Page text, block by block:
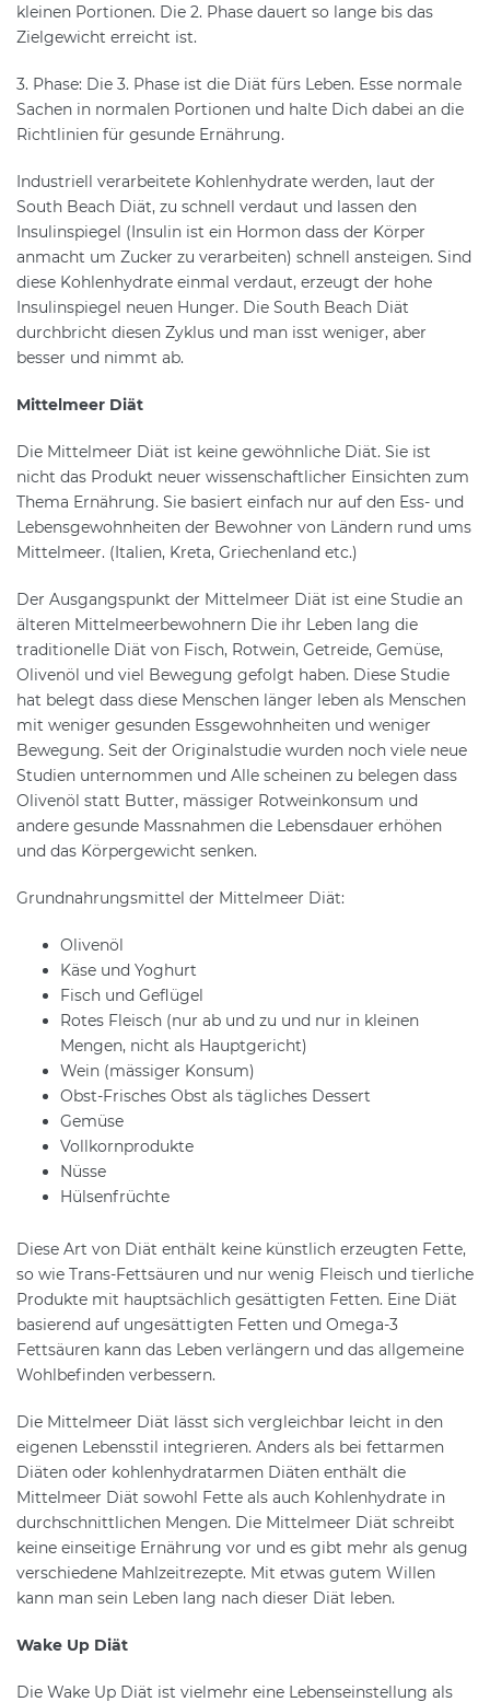
kleinen Portionen. Die 2. Phase dauert so lange bis das
Zielgewicht erreicht ist.
3. Phase: Die 3. Phase ist die Diät fürs Leben. Esse normale
Sachen in normalen Portionen und halte Dich dabei an die
Richtlinien für gesunde Ernährung.
Industriell verarbeitete Kohlenhydrate werden, laut der
South Beach Diät, zu schnell verdaut und lassen den
Insulinspiegel (Insulin ist ein Hormon dass der Körper
anmacht um Zucker zu verarbeiten) schnell ansteigen. Sind
diese Kohlenhydrate einmal verdaut, erzeugt der hohe
Insulinspiegel neuen Hunger. Die South Beach Diät
durchbricht diesen Zyklus und man isst weniger, aber
besser und nimmt ab.
Mittelmeer Diät
Die Mittelmeer Diät ist keine gewöhnliche Diät. Sie ist
nicht das Produkt neuer wissenschaftlicher Einsichten zum
Thema Ernährung. Sie basiert einfach nur auf den Ess- und
Lebensgewohnheiten der Bewohner von Ländern rund ums
Mittelmeer. (Italien, Kreta, Griechenland etc.)
Der Ausgangspunkt der Mittelmeer Diät ist eine Studie an
älteren Mittelmeerbewohnern Die ihr Leben lang die
traditionelle Diät von Fisch, Rotwein, Getreide, Gemüse,
Olivenöl und viel Bewegung gefolgt haben. Diese Studie
hat belegt dass diese Menschen länger leben als Menschen
mit weniger gesunden Essgewohnheiten und weniger
Bewegung. Seit der Originalstudie wurden noch viele neue
Studien unternommen und Alle scheinen zu belegen dass
Olivenöl statt Butter, mässiger Rotweinkonsum und
andere gesunde Massnahmen die Lebensdauer erhöhen
und das Körpergewicht senken.
Grundnahrungsmittel der Mittelmeer Diät:
Olivenöl
Käse und Yoghurt
Fisch und Geflügel
Rotes Fleisch (nur ab und zu und nur in kleinen
Mengen, nicht als Hauptgericht)
Wein (mässiger Konsum)
Obst-Frisches Obst als tägliches Dessert
Gemüse
Vollkornprodukte
Nüsse
Hülsenfrüchte
Diese Art von Diät enthält keine künstlich erzeugten Fette,
so wie Trans-Fettsäuren und nur wenig Fleisch und tierliche
Produkte mit hauptsächlich gesättigten Fetten. Eine Diät
basierend auf ungesättigten Fetten und Omega-3
Fettsäuren kann das Leben verlängern und das allgemeine
Wohlbefinden verbessern.
Die Mittelmeer Diät lässt sich vergleichbar leicht in den
eigenen Lebensstil integrieren. Anders als bei fettarmen
Diäten oder kohlenhydratarmen Diäten enthält die
Mittelmeer Diät sowohl Fette als auch Kohlenhydrate in
durchschnittlichen Mengen. Die Mittelmeer Diät schreibt
keine einseitige Ernährung vor und es gibt mehr als genug
verschiedene Mahlzeitrezepte. Mit etwas gutem Willen
kann man sein Leben lang nach dieser Diät leben.
Wake Up Diät
Die Wake Up Diät ist vielmehr eine Lebenseinstellung als